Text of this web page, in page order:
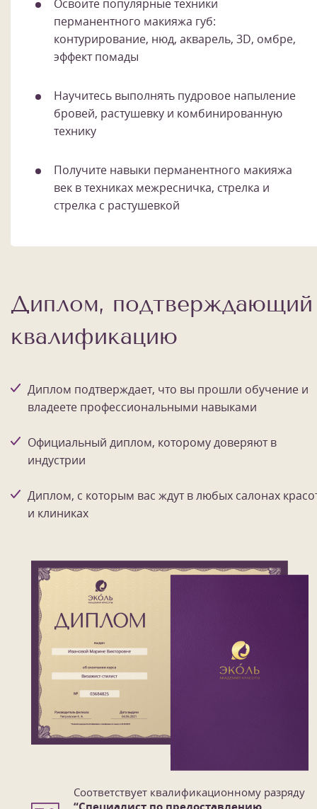
Освоите популярные техники
перманентного макияжа губ:
контурирование, нюд, акварель, 3D, омбре,
эффект помады
Научитесь выполнять пудровое напыление
бровей, растушевку и комбинированную
технику
Получите навыки перманентного макияжа
век в техниках межресничка, стрелка и
стрелка с растушевкой
Диплом, подтверждающий
квалификацию
Диплом подтверждает, что вы прошли обучение и
владеете профессиональными навыками
Официальный диплом, которому доверяют в
индустрии
Диплом, с которым вас ждут в любых салонах
и клиниках
Соответствует квалификационному разряду
“Специалист по предоставлению